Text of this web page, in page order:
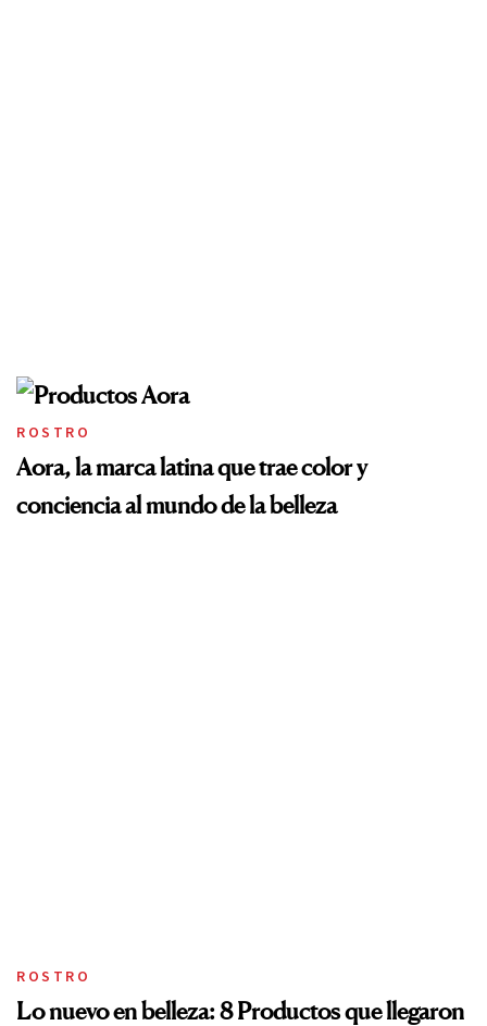
ROSTRO
Aora, la marca latina que trae color y
conciencia al mundo de la belleza
ROSTRO
Lo nuevo en belleza: 8 Productos que llegaron